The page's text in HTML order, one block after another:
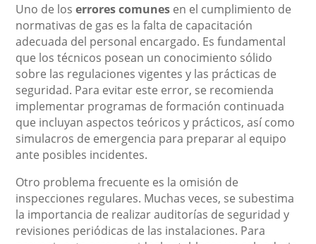
Uno de loserrores comunes en el cumplimiento de
normativas de gas es la falta de capacitación
adecuada del personal encargado. Es fundamental
que los técnicos posean un conocimiento sólido
sobre las regulaciones vigentes y las prácticas de
seguridad. Para evitar este error, se recomienda
implementar programas de formación continuada
que incluyan aspectos teóricos y prácticos, así como
simulacros de emergencia para preparar al equipo
ante posibles incidentes.
Otro problema frecuente es la omisión de
inspecciones regulares. Muchas veces, se subestima
la importancia de realizar auditorías de seguridad y
revisiones periódicas de las instalaciones. Para